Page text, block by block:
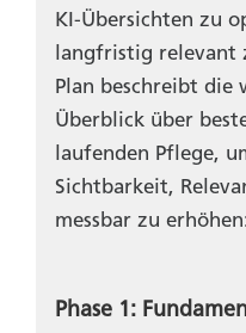
KI-Übersichten zu
langfristig relevant
Plan beschreibt die
Überblick über
laufenden Pflege,
Sichtbarkeit,
messbar zu
Phase 1: